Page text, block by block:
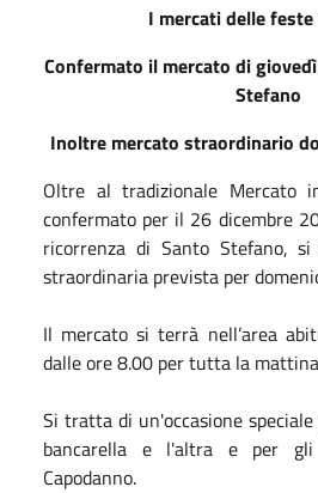
I mercati delle
Confermato il mercato di
Stefano
Inoltre mercato straordinario
Oltre al tradizionale Mercato
confermato per il 26 dicembre
ricorrenza di Santo Stefano, si
straordinaria prevista per
Il mercato si terrà nell’area
dalle ore 8.00 per tutta la
Si tratta di un'occasione
bancarella e l'altra e per
Capodanno.